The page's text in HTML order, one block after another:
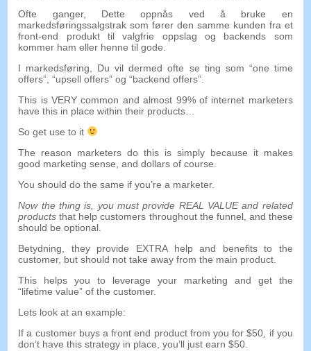
Ofte ganger, Dette oppnås ved å bruke en
markedsføringssalgstrak som fører den samme kunden fra et
front-end produkt til valgfrie oppslag og backends som
kommer ham eller henne til gode.
I markedsføring, Du vil dermed ofte se ting som “one time
offers”, “upsell offers” og “backend offers”.
This is VERY common and almost 99%of internet marketers
have this in place within their products
So get use to it
The reason marketers do this is simply because it makes
good marketing sense ,and dollars of course
You should do the same if you’re a marketer.
Now the thing is
you must provide REAL VALUE and related
products that help customers throughout the funnel, and these
should be optional
Betydning, they provide EXTRA help and benefits to the
customer, but should not take away from the main product
This helps you to leverage your marketing and get the
“lifetime value”of the customer.
Lets look at an example:
If a customer buys a front end product from you for $50, if you
don’t have this strategy in place ,you’ll just earn $50.